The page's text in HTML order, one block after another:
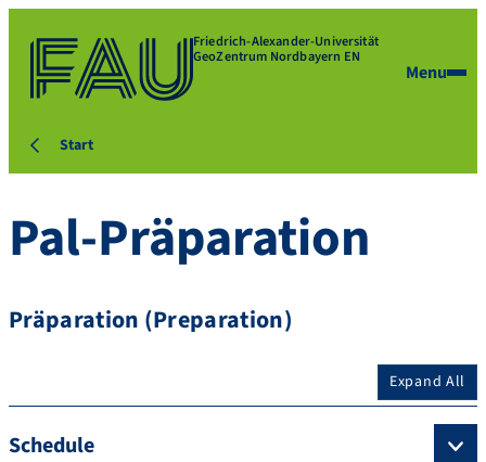
Friedrich-Alexander-Universität
GeoZentrum Nordbayern EN
Menu
Start
Pal-Präparation
Präparation (Preparation)
Expand All
Schedule